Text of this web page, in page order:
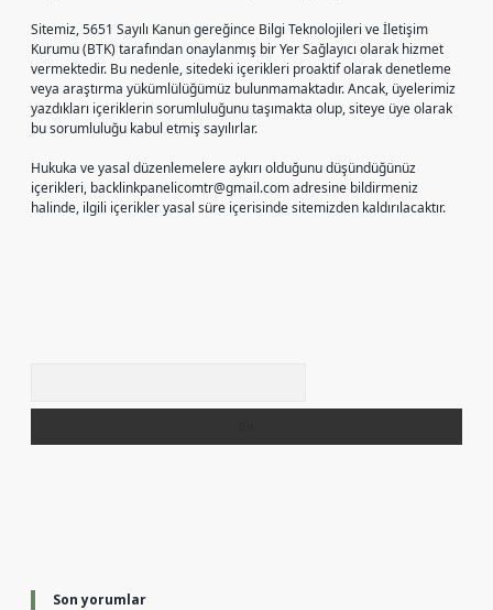
Sitemiz, 5651 Sayılı Kanun gereğince Bilgi Teknolojileri ve İletişim
Kurumu (BTK) tarafından onaylanmış bir Yer Sağlayıcı olarak hizmet
vermektedir. Bu nedenle, sitedeki içerikleri proaktif olarak denetleme
veya araştırma yükümlülüğümüz bulunmamaktadır. Ancak, üyelerimiz
yazdıkları içeriklerin sorumluluğunu taşımakta olup, siteye üye olarak
bu sorumluluğu kabul etmiş sayılırlar.
Hukuka ve yasal düzenlemelere aykırı olduğunu düşündüğünüz
içerikleri, backlinkpanelicomtr@gmail.comadresine bildirmeniz
halinde, ilgili içerikler yasal süre içerisinde sitemizden kaldırılacaktır.
Son yorumlar